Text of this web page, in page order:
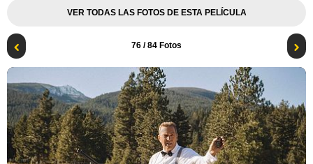
VER TODAS LAS FOTOS DE ESTA PELÍCULA
76 / 84 Fotos